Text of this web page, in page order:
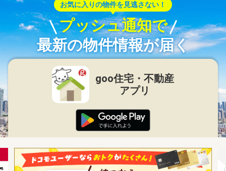
お気に入りの物件を見逃さない！
プッシュ通知で
最新の物件情報が届く
goo住宅・不動産
アプリ